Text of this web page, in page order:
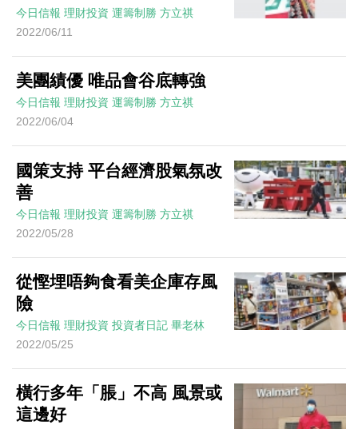
今日信報 理財投資 運籌制勝 方立祺
2022/06/11
美團績優 唯品會谷底轉強
今日信報 理財投資 運籌制勝 方立祺
2022/06/04
國策支持 平台經濟股氣氛改
善
今日信報 理財投資 運籌制勝 方立祺
2022/05/28
從慳埋唔夠食看美企庫存風
險
今日信報 理財投資 投資者日記 畢老林
2022/05/25
橫行多年「脹」不高 風景或
這邊好